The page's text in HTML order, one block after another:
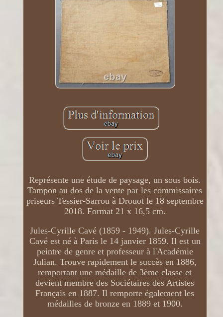
Représente une étude de paysage, un sous bois.
Tampon au dos de la vente par les commissaires
priseurs Tessier-Sarrou à Drouot le 18 septembre
2018. Format 21 x 16,5 cm.
Jules-Cyrille Cavé (1859 - 1949). Jules-Cyrille
Cavé est né à Paris le 14 janvier 1859. Il est un
peintre de genre et professeur à l'Académie
Julian. Trouve rapidement le succès en 1886,
remportant une médaille de 3ème classe et
devient membre des Sociétaires des Artistes
Français en 1887. Il remporte également les
médailles de bronze en 1889 et 1900.